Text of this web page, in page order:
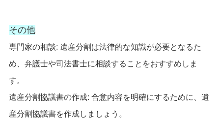
その他
専門家の相談: 遺産分割は法律的な知識が必要となるた
め、弁護士や司法書士に相談することをおすすめしま
す。
遺産分割協議書の作成: 合意内容を明確にするために、遺
産分割協議書を作成しましょう。